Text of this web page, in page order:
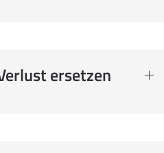
ersetzen